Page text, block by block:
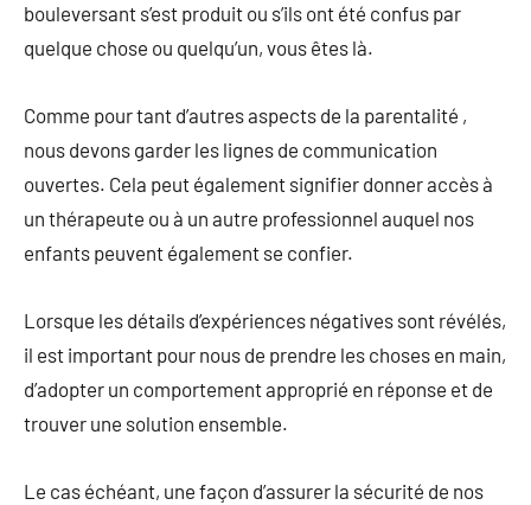
bouleversant s’est produit ou s’ils ont été confus par
quelque chose ou quelqu’un, vous êtes là.
Comme pour tant d’autres aspects de la parentalité ,
nous devons garder les lignes de communication
ouvertes. Cela peut également signifier donner accès à
un thérapeute ou à un autre professionnel auquel nos
enfants peuvent également se confier.
Lorsque les détails d’expériences négatives sont révélés,
il est important pour nous de prendre les choses en main,
d’adopter un comportement approprié en réponse et de
trouver une solution ensemble.
Le cas échéant, une façon d’assurer la sécurité de nos